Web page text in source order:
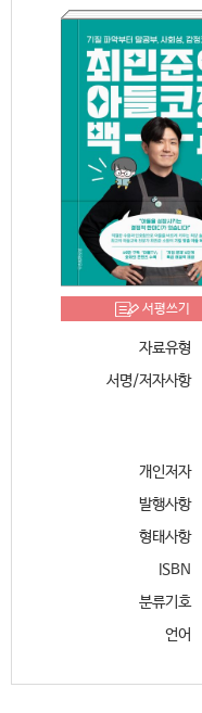
서평쓰기
자료유형
서명/저자사항
개인저자
발행사항
형태사항
ISBN
분류기호
언어